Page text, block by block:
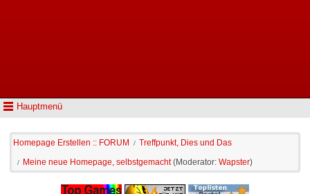
Hauptmenü
Homepage Erstellen :: FORUM / Treffpunkt, Dies und Das
/ Meine neue Homepage, selbstgemacht (Moderator: Wapster)